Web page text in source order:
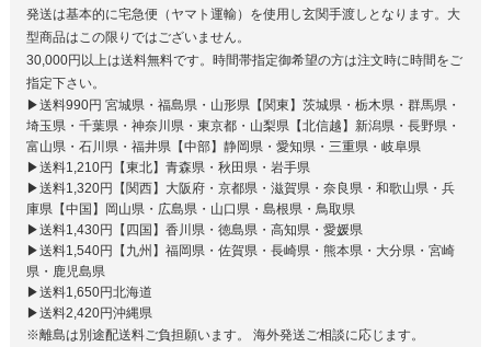
発送は基本的に宅急便（ヤマト運輸）を使用し玄関手渡しとなります。大
型商品はこの限りではございません。
30,000円以上は送料無料です。時間帯指定御希望の方は注文時に時間をご
指定下さい。
▶送料990円 宮城県・福島県・山形県【関東】茨城県・栃木県・群馬県・
埼玉県・千葉県・神奈川県・東京都・山梨県【北信越】新潟県・長野県・
富山県・石川県・福井県【中部】静岡県・愛知県・三重県・岐阜県
▶送料1,210円【東北】青森県・秋田県・岩手県
▶送料1,320円【関西】大阪府・京都県・滋賀県・奈良県・和歌山県・兵
庫県【中国】岡山県・広島県・山口県・島根県・鳥取県
▶送料1,430円【四国】香川県・徳島県・高知県・愛媛県
▶送料1,540円【九州】福岡県・佐賀県・長崎県・熊本県・大分県・宮崎
県・鹿児島県
▶送料1,650円北海道
▶送料2,420円沖縄県
※離島は別途配送料ご負担願います。 海外発送ご相談に応じます。